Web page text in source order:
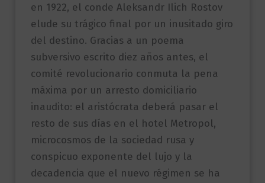
en 1922, el conde Aleksandr Ilich Rostov
elude su trágico final por un inusitado giro
del destino. Gracias a un poema
subversivo escrito diez años antes, el
comité revolucionario conmuta la pena
máxima por un arresto domiciliario
inaudito: el aristócrata deberá pasar el
resto de sus días en el hotel Metropol,
microcosmos de la sociedad rusa y
conspicuo exponente del lujo y la
decadencia que el nuevo régimen se ha